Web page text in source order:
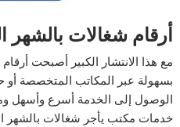
أرقام شغالات بالشهر
مع هذا الانتشار الكبير أصبحت
بسهولة عبر المكاتب المتخصصة أو
الوصول إلى الخدمة أسرع وأسهل
خدمات مكتب يأجر شغالات